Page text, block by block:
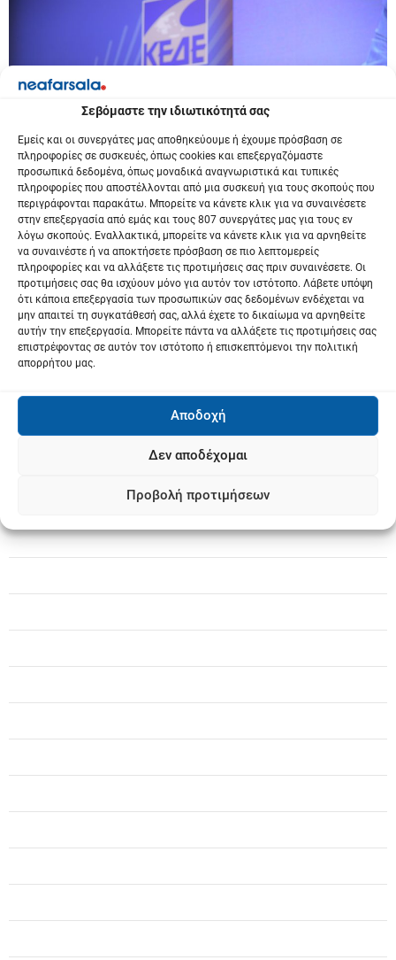
Σεβόμαστε την ιδιωτικότητά σας
Εμείς και οι συνεργάτες μας αποθηκεύουμε ή έχουμε πρόσβαση σε
πληροφορίες σε συσκευές, όπως cookies και επεξεργαζόμαστε
προσωπικά δεδομένα, όπως μοναδικά αναγνωριστικά και τυπικές
πληροφορίες που αποστέλλονται από μια συσκευή για τους σκοπούς που
περιγράφονται παρακάτω. Μπορείτε να κάνετε κλικ για να συναινέσετε
στην επεξεργασία από εμάς και τους 807 συνεργάτες μας για τους εν
λόγω σκοπούς. Εναλλακτικά, μπορείτε να κάνετε κλικ για να αρνηθείτε
να συναινέστε ή να αποκτήσετε πρόσβαση σε πιο λεπτομερείς
πληροφορίες και να αλλάξετε τις προτιμήσεις σας πριν συναινέσετε. Οι
προτιμήσεις σας θα ισχύουν μόνο για αυτόν τον ιστότοπο. Λάβετε υπόψη
ότι κάποια επεξεργασία των προσωπικών σας δεδομένων ενδέχεται να
μην απαιτεί τη συγκατάθεσή σας, αλλά έχετε το δικαίωμα να αρνηθείτε
αυτήν την επεξεργασία. Μπορείτε πάντα να αλλάξετε τις προτιμήσεις σας
επιστρέφοντας σε αυτόν τον ιστότοπο ή επισκεπτόμενοι την πολιτική
απορρήτου μας.
Αποδοχή
Δεν αποδέχομαι
Προβολή προτιμήσεων
Τοποθέτηση Προέδρου της ΠΕΔ
Θεσσαλίας στο συνέδριο της ΚΕΔΕ
8 Νοεμβρίου 2024
βήμα για ισχυρούς Δήμους